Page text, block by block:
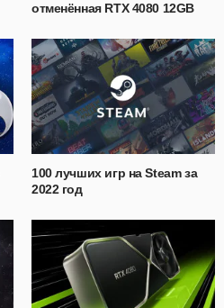
отменённая RTX 4080 12GB
100 лучших игр на Steam за
2022 год